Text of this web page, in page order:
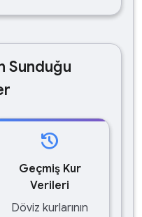
Sunduğu
history
Geçmiş Kur
Verileri
Döviz kurlarının